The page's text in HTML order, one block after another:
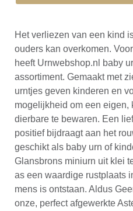
Het verliezen van een kind
ouders kan overkomen.
heeft Urnwebshop.nl baby
assortiment. Gemaakt met
urntjes geven kinderen en
mogelijkheid om een
dierbare te bewaren. Een
positief bijdraagt aan het
geschikt als baby urn of
Glansbrons miniurn uit klei
as een waardige rustplaats
mens is ontstaan. Aldus
onze, perfect afgewerkte